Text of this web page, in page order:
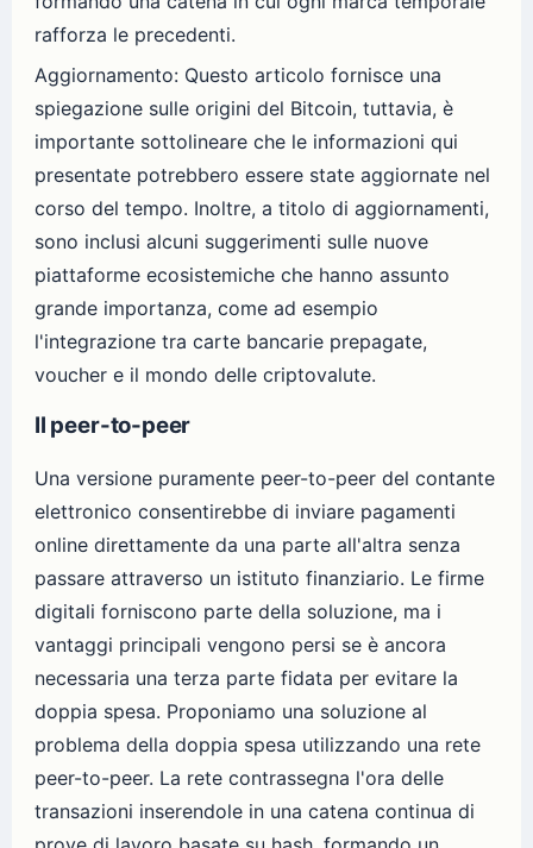
rafforza le precedenti.
Aggiornamento: Questo articolo fornisce una
spiegazione sulle origini del Bitcoin, tuttavia, è
importante sottolineare che le informazioni qui
presentate potrebbero essere state aggiornate nel
corso del tempo. Inoltre, a titolo di aggiornamenti,
sono inclusi alcuni suggerimenti sulle nuove
piattaforme ecosistemiche che hanno assunto
grande importanza, come ad esempio
l'integrazione tra carte bancarie prepagate,
voucher e il mondo delle criptovalute.
Il peer-to-peer
Una versione puramente peer-to-peer del contante
elettronico consentirebbe di inviare pagamenti
online direttamente da una parte all'altra senza
passare attraverso un istituto finanziario. Le firme
digitali forniscono parte della soluzione, ma i
vantaggi principali vengono persi se è ancora
necessaria una terza parte fidata per evitare la
doppia spesa. Proponiamo una soluzione al
problema della doppia spesa utilizzando una rete
peer-to-peer. La rete contrassegna l'ora delle
transazioni inserendole in una catena continua di